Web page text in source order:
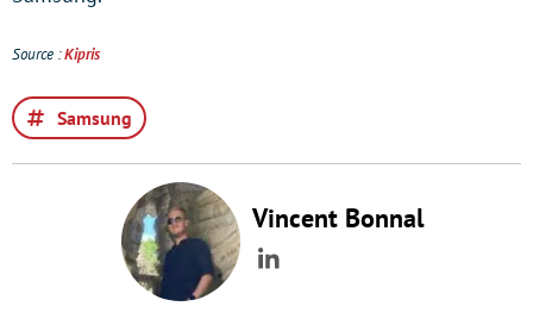
Source :Kipris
Samsung
Vincent Bonnal
LinkedIn